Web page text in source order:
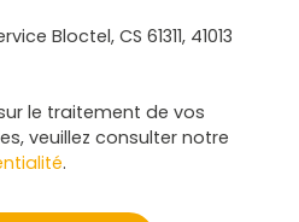
Bloctel, CS 61311, 41013
le traitement de vos
veuillez consulter notre
.